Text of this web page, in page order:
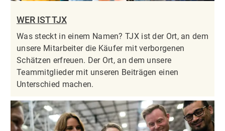
WER IST TJX
Was steckt in einem Namen? TJX ist der Ort, an dem
unsere Mitarbeiter die Käufer mit verborgenen
Schätzen erfreuen. Der Ort, an dem unsere
Teammitglieder mit unseren Beiträgen einen
Unterschied machen.